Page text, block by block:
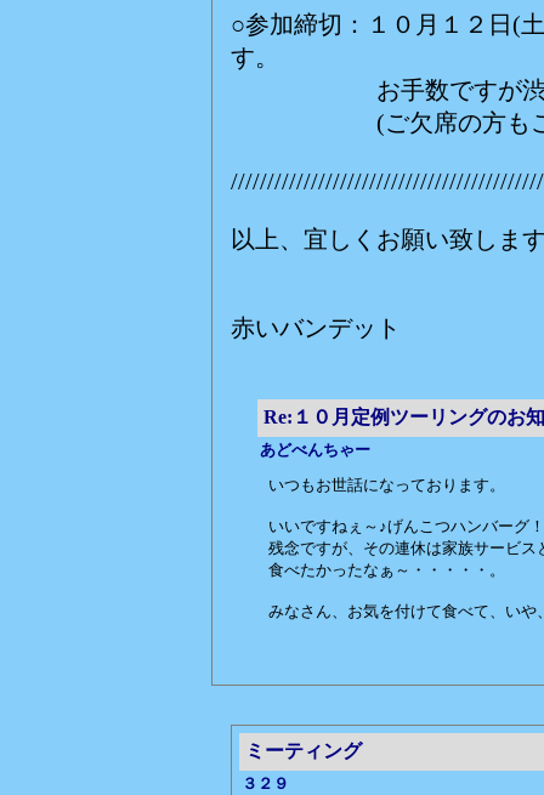
○参加締切：１０月１２日(
す。
お手数ですが渋谷サ
(ご欠席の方もご連
以上、宜しくお願い致しま
赤いバンデット
Re:１０月定例ツーリングのお
あどべんちゃー
いつもお世話になっております。
いいですねぇ～♪げんこつハンバーグ！
残念ですが、その連休は家族サービ
食べたかったなぁ～・・・・・。
みなさん、お気を付けて食べて、いや
ミーティング
３２９